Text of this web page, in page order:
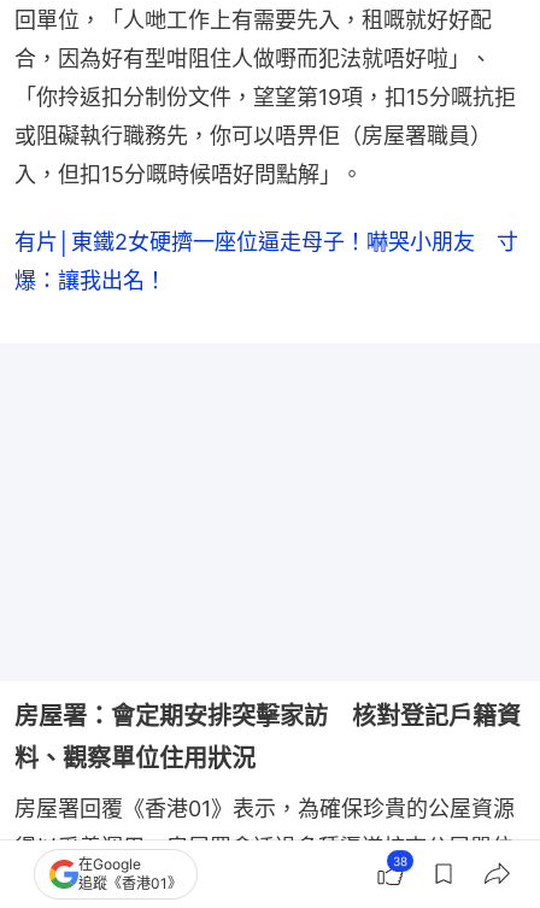
回單位，「人哋工作上有需要先入，租嘅就好好配
合，因為好有型咁阻住人做嘢而犯法就唔好啦」、
「你拎返扣分制份文件，望望第19項，扣15分嘅抗拒
或阻礙執行職務先，你可以唔畀佢（房屋署職員）
入，但扣15分嘅時候唔好問點解」。
有片│東鐵2女硬擠一座位逼走母子！嚇哭小朋友 寸
爆：讓我出名！
房屋署：會定期安排突擊家訪 核對登記戶籍資
料、觀察單位住用狀況
房屋署回覆《香港01》表示，為確保珍貴的公屋資源
得以妥善運用，房屋署會透過多種渠道核查公屋單位
有否遭濫用；署方會定期安排突擊家訪，核實各單位
在Google
追蹤《香港01》
38